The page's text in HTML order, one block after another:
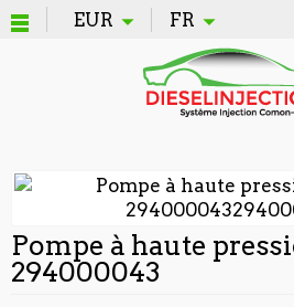
EUR FR
Pompe à haute
294000043